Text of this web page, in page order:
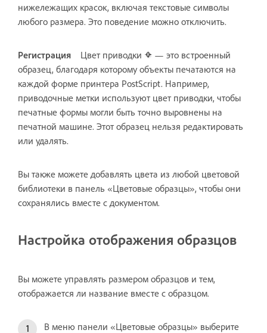
нижележащих красок, включая текстовые символы
любого размера. Это поведение можно отключить.
Регистрация Цвет приводки
— это встроенный
образец, благодаря которому объекты печатаются на
каждой форме принтера PostScript. Например,
приводочные метки используют цвет приводки, чтобы
печатные формы могли быть точно выровнены на
печатной машине. Этот образец нельзя редактировать
или удалять.
Вы также можете добавлять цвета из любой цветовой
библиотеки в панель «Цветовые образцы», чтобы они
сохранялись вместе с документом.
Настройка отображения образцов
Вы можете управлять размером образцов и тем,
отображается ли название вместе с образцом.
В меню панели «Цветовые образцы» выберите